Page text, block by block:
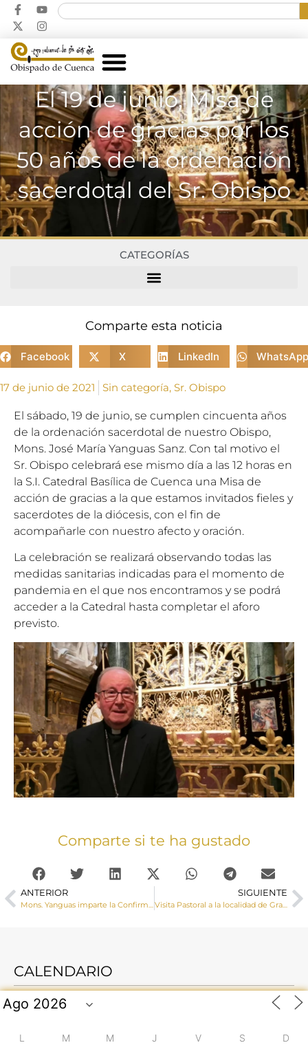
El 19 de junio, Misa de
acción de gracias por los
50 años de la ordenación
sacerdotal del Sr. Obispo
CATEGORÍAS
Comparte esta noticia
Facebook X LinkedIn WhatsApp
17 de junio de 2021 Sin categoría, Sr. Obispo
El sábado, 19 de junio, se cumplen cincuenta años
de la ordenación sacerdotal de nuestro Obispo,
Mons. José María Yanguas Sanz. Con tal motivo el
Sr. Obispo celebrará ese mismo día a las 12 horas en
la S.I. Catedral Basílica de Cuenca una Misa de
acción de gracias a la que estamos invitados fieles y
sacerdotes de la diócesis, con el fin de
acompañarle con nuestro afecto y oración.
La celebración se realizará observando todas las
medidas sanitarias indicadas para el momento de
pandemia en el que nos encontramos y se podrá
acceder a la Catedral hasta completar el aforo
previsto.
Comparte si te ha gustado
ANTERIOR
Mons. Yanguas imparte la Confirmación a jóvenes de las parroquias de Santa Ana y San José Obrero
SIGUIENTE
Visita Pastoral a la localidad de Graja de Campalbo
CALENDARIO
L M M J V S D